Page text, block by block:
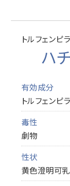
トルフェンピ
ハ
有効成分
トルフェンピラ
毒性
劇物
性状
黄色澄明可